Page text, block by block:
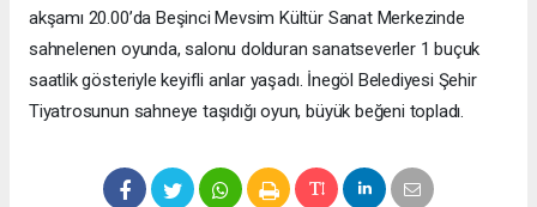
akşamı 20.00’da Beşinci Mevsim Kültür Sanat Merkezinde
sahnelenen oyunda, salonu dolduran sanatseverler 1 buçuk
saatlik gösteriyle keyifli anlar yaşadı. İnegöl Belediyesi Şehir
Tiyatrosunun sahneye taşıdığı oyun, büyük beğeni topladı.